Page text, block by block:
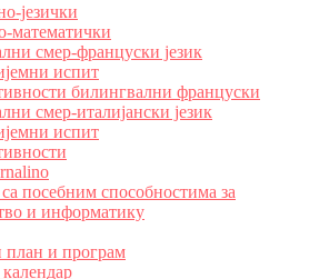
језички
математички
смер-француски језик
испит
билингвални француски
смер-италијански језик
испит
посебним способностима за
и информатику
план и програм